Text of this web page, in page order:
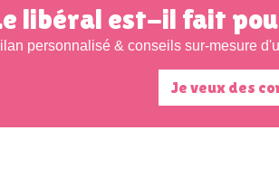
Le libéral est-il fait
Bilan personnalisé & conseils sur-mesure
Je veux des